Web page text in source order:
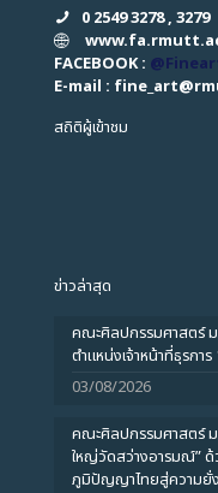
0 2549 3278 , 3279
FACEBOOK :
E-mail : fine_art@
สถิติผู้เข้าชม
ข่าวล่าสุด
คณะศิลปกรรมศาสตร์
ตำแหน่งเจ้าหน้าที่ธุรการ
03/08/2026
คณะศิลปกรรมศาสตร์
ใหญ่วัดสว่างอารมณ์”
ภูมิปัญญาไทยสู่ความยั่